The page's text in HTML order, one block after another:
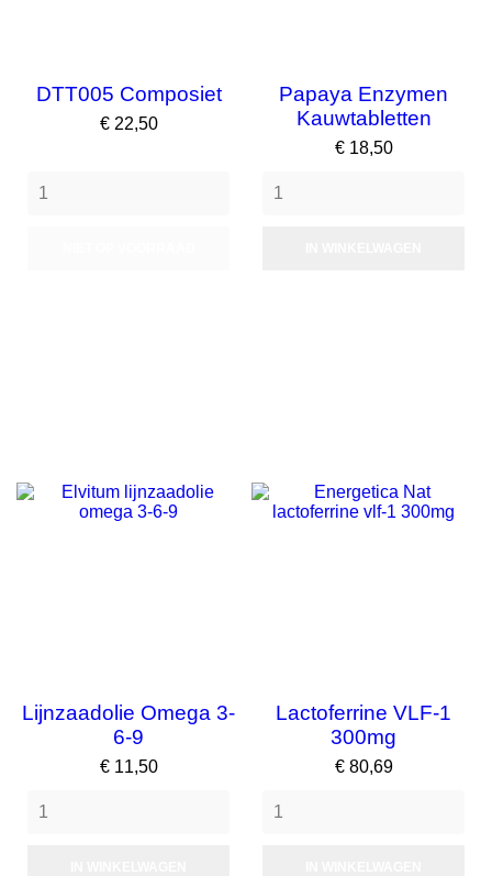
DTT005 Composiet
Prijs
€ 22,50
Papaya Enzymen
Kauwtabletten
Prijs
€ 18,50
Lijnzaadolie Omega 3-
6-9
Prijs
€ 11,50
Lactoferrine VLF-1
300mg
Prijs
€ 80,69